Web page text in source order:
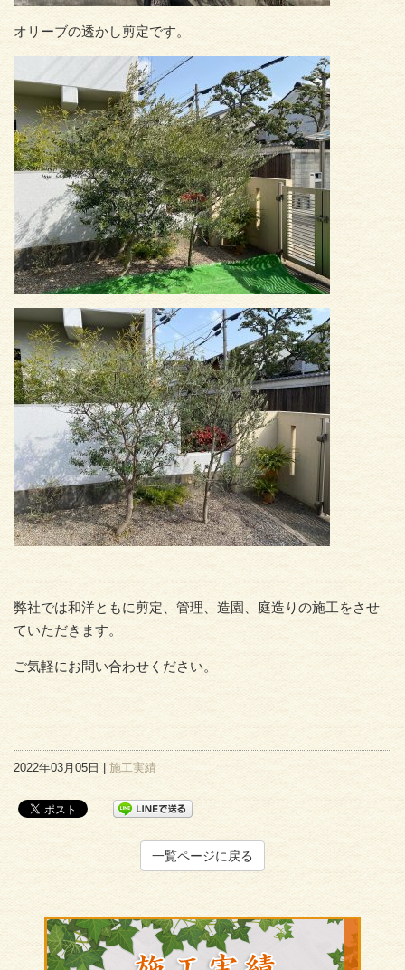
オリーブの透かし剪定です。
弊社では和洋ともに剪定、管理、造園、庭造りの施工をさせ
ていただきます。
ご気軽にお問い合わせください。
2022年03月05日 | 施工実績
一覧ページに戻る